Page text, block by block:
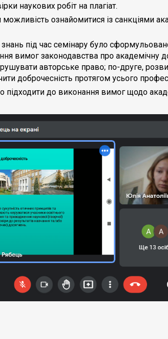
наукових робіт на плагіат.
ознайомитися із санкціями
під час семінару було
вимог законодавства про академічну
авторське право; по-друге,
доброчесність протягом усього
до виконання вимог щодо